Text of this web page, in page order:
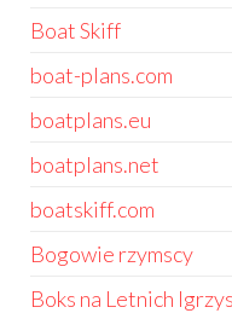
Boat Skiff
boat-plans.com
boatplans.eu
boatplans.net
boatskiff.com
Bogowie rzymscy
Boks na Letnich